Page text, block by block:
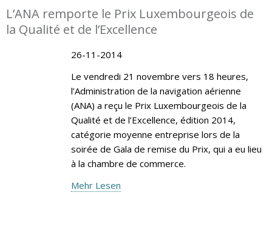
L’ANA remporte le Prix Luxembourgeois de
la Qualité et de l’Excellence
26-11-2014
Le vendredi 21 novembre vers 18 heures,
l’Administration de la navigation aérienne
(ANA) a reçu le Prix Luxembourgeois de la
Qualité et de l’Excellence, édition 2014,
catégorie moyenne entreprise lors de la
soirée de Gala de remise du Prix, qui a eu lieu
à la chambre de commerce.
Mehr Lesen